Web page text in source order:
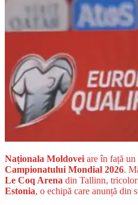
Naționala Moldovei are în față
Campionatului Mondial 2026.
Le Coq Arena din Tallinn,
Estonia, o echipă care anunță din